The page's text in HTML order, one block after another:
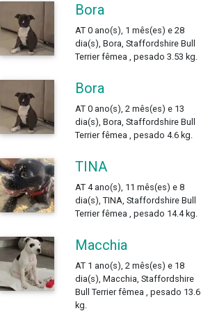
Bora
AT 0 ano(s), 1 mês(es) e 28
dia(s), Bora, Staffordshire Bull
Terrier fêmea , pesado 3.53 kg.
Bora
AT 0 ano(s), 2 mês(es) e 13
dia(s), Bora, Staffordshire Bull
Terrier fêmea , pesado 4.6 kg.
TINA
AT 4 ano(s), 11 mês(es) e 8
dia(s), TINA, Staffordshire Bull
Terrier fêmea , pesado 14.4 kg.
Macchia
AT 1 ano(s), 2 mês(es) e 18
dia(s), Macchia, Staffordshire
Bull Terrier fêmea , pesado 13.6
kg.